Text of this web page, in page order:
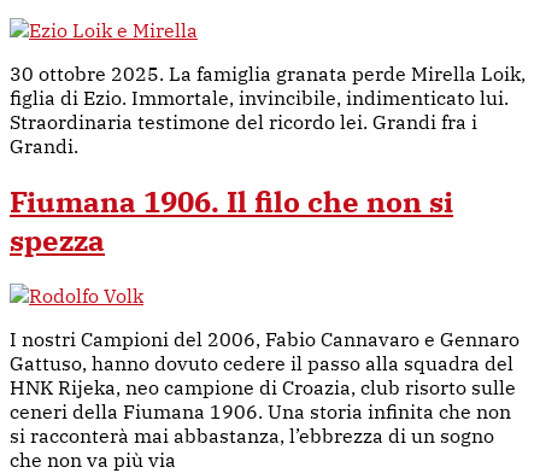
30 ottobre 2025. La famiglia granata perde Mirella Loik,
figlia di Ezio. Immortale, invincibile, indimenticato lui.
Straordinaria testimone del ricordo lei. Grandi fra i
Grandi.
Fiumana 1906. Il filo che non si
spezza
I nostri Campioni del 2006, Fabio Cannavaro e Gennaro
Gattuso, hanno dovuto cedere il passo alla squadra del
HNK Rijeka, neo campione di Croazia, club risorto sulle
ceneri della Fiumana 1906. Una storia infinita che non
si racconterà mai abbastanza, l’ebbrezza di un sogno
che non va più via